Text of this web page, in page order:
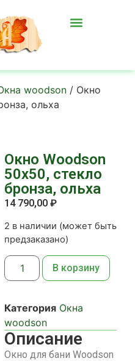
woodson / Окно
ольха
Окно Woodson
50х50, стекло
бронза, ольха
14 790,00 ₽
2 в наличии (может быть
предзаказано)
В корзину
Категория Окна
woodson
Описание
Окно для бани Woodson